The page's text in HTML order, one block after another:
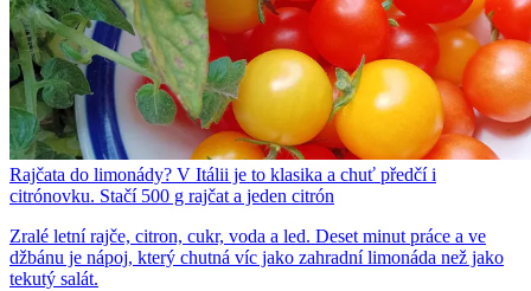
Rajčata do limonády? V Itálii je to klasika a chuť předčí i
citrónovku. Stačí 500 g rajčat a jeden citrón
Zralé letní rajče, citron, cukr, voda a led. Deset minut práce a ve
džbánu je nápoj, který chutná víc jako zahradní limonáda než jako
tekutý salát.